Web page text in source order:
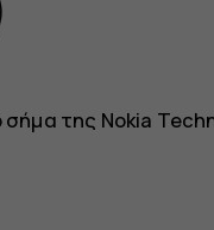
σήμα της Nokia